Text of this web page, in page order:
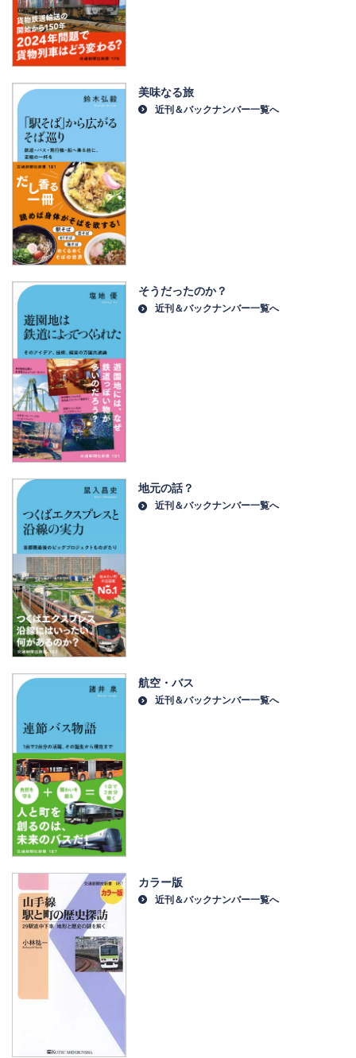
美味なる旅
近刊＆バックナンバー一覧へ
そうだったのか？
近刊＆バックナンバー一覧へ
地元の話？
近刊＆バックナンバー一覧へ
航空・バス
近刊＆バックナンバー一覧へ
カラー版
近刊＆バックナンバー一覧へ